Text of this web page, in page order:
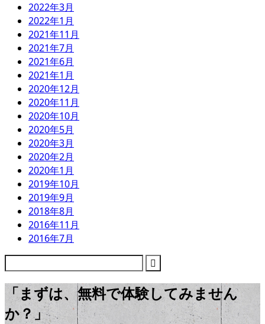
2022年3月
2022年1月
2021年11月
2021年7月
2021年6月
2021年1月
2020年12月
2020年11月
2020年10月
2020年5月
2020年3月
2020年2月
2020年1月
2019年10月
2019年9月
2018年8月
2016年11月
2016年7月
「まずは、無料で体験してみません
か？」